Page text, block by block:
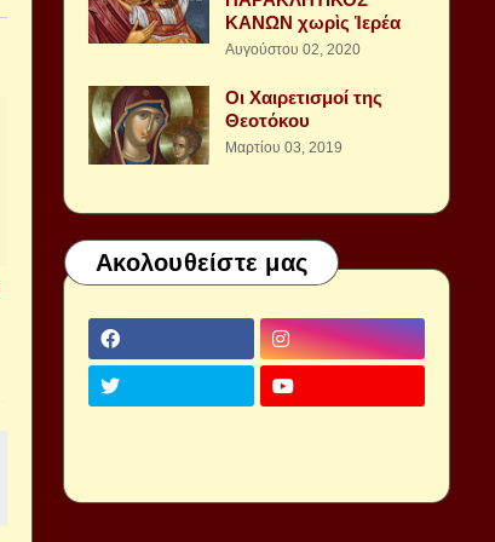
ΚΑΝΩΝ χωρὶς Ἱερέα
Αυγούστου 02, 2020
Οι Χαιρετισμοί της
Θεοτόκου
Μαρτίου 03, 2019
Ακολουθείστε μας